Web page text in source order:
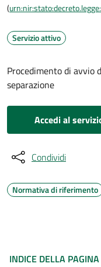
(
Servizio attivo
Procedimento di avvio
separazione
Accedi al
Condividi
Normativa di riferimento
INDICE DELLA PAGINA